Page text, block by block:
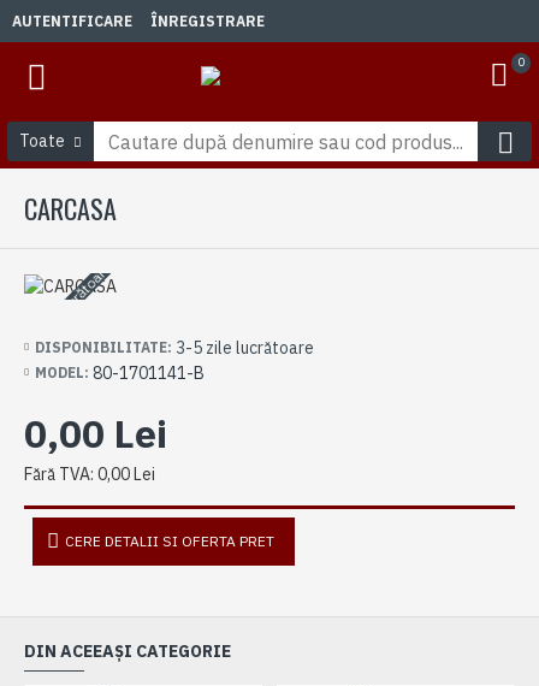
AUTENTIFICARE ÎNREGISTRARE
0
Toate
CARCASA
3-5 zile lucrătoare
DISPONIBILITATE: 3-5 zile lucrătoare
MODEL: 80-1701141-B
0,00 Lei
Fără TVA: 0,00 Lei
CERE DETALII SI OFERTA PRET
DIN ACEEAȘI CATEGORIE